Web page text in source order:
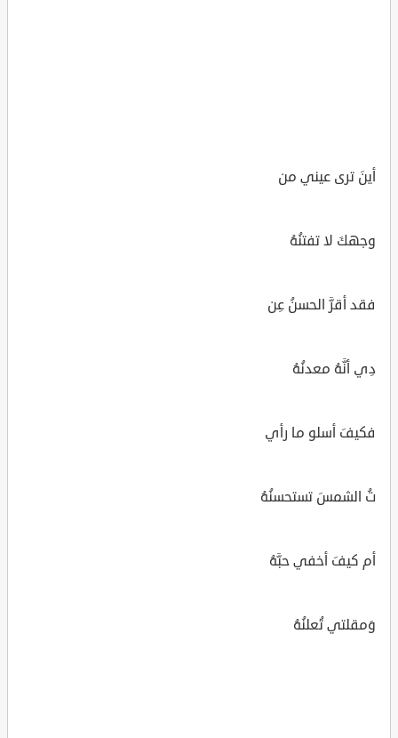
أينَ ترى عيني من
وجهكَ لا تفتنُهُ
فقد أقرَّ الحسنُ عِن
دِي أنَّهُ معدنُهُ
فكيفَ أسلو ما رأي
تُ الشمسَ تستحسنُهُ
أم كيفَ أخفي حبَّهُ
وَمقلتي تُعلنُهُ